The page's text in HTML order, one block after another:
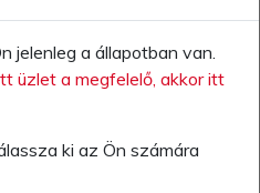
jelenleg a állapotban van.
üzlet a megfelelő, akkor itt
ki az Ön számára